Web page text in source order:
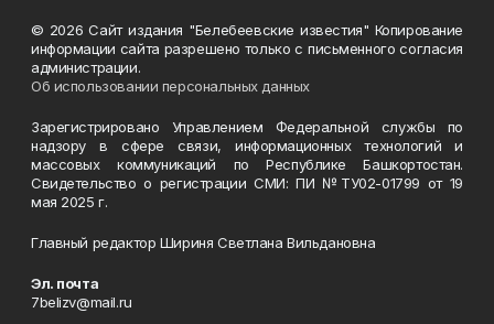
© 2026 Сайт издания "Белебеевские известия" Копирование
информации сайта разрешено только с письменного согласия
администрации.
Об использовании персональных данных
Зарегистрировано Управлением Федеральной службы по
надзору в сфере связи, информационных технологий и
массовых коммуникаций по Республике Башкортостан.
Свидетельство о регистрации СМИ: ПИ №ТУ02-01799 от 19
мая 2025 г.
Главный редактор Шириня Светлана Вильдановна
Эл. почта
7belizv@mail.ru